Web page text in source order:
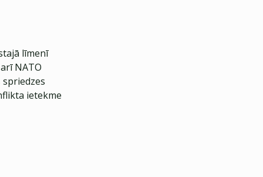
līmenī
NATO
ietekme